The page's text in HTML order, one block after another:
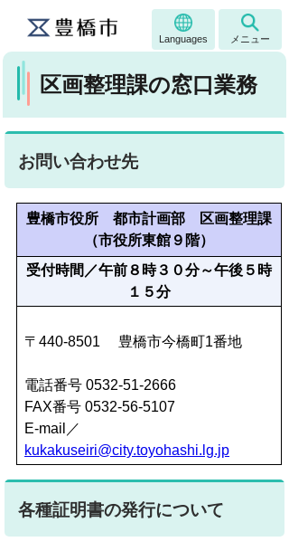
Languages メニュー
区画整理課の窓口業務
お問い合わせ先
豊橋市役所 都市計画部 区画整理課
（市役所東館９階）
受付時間／午前８時３０分～午後５時
１５分
〒440-8501 豊橋市今橋町1番地
電話番号 0532-51-2666
FAX番号 0532-56-5107
E-mail／
kukakuseiri@city.toyohashi.lg.jp
各種証明書の発行について